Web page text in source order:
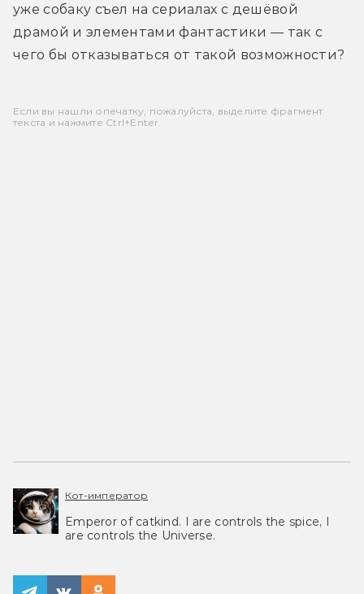
уже собаку съел на сериалах с дешёвой
драмой и элементами фантастики — так с
чего бы отказываться от такой возможности?
Если вы нашли опечатку, пожалуйста, выделите фрагмент
текста и нажмите Ctrl+Enter.
Кот-император
Emperor of catkind. I are controls the spice, I
are controls the Universe.